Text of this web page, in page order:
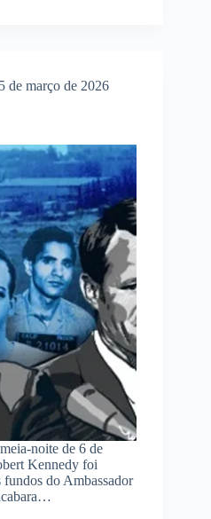
de março de 2026
noite de 6 de
Kennedy foi
fundos do Ambassador